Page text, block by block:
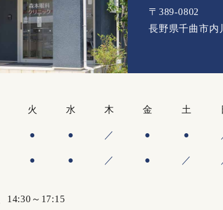
〒389-0802
長野県千曲市内
火 水 木 金 土
● ● ／ ● ●
● ● ／ ● ／
14:30～17:15